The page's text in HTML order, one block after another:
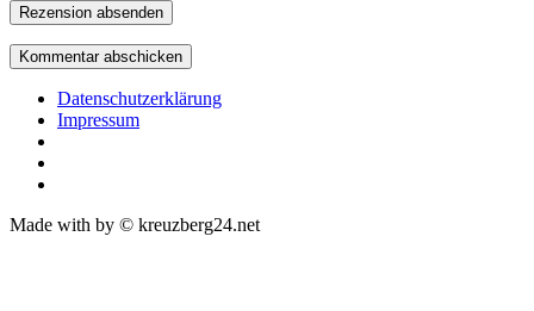
Rezension absenden
Datenschutzerklärung
Impressum
Made with by © kreuzberg24.net